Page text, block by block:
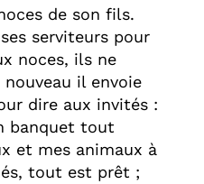
de son fils.
serviteurs pour
noces, ils ne
il envoie
dire aux invités :
banquet tout
et mes animaux à
tout est prêt ;